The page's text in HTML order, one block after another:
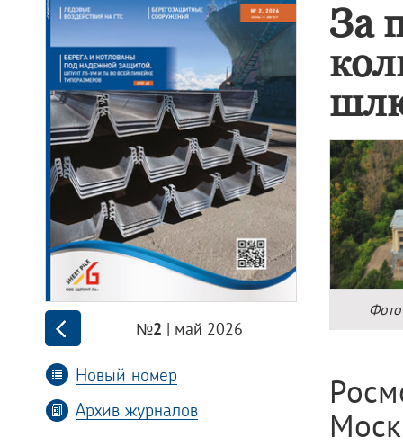
№2 | май 2026
Новый номер
Архив журналов
За
Фото